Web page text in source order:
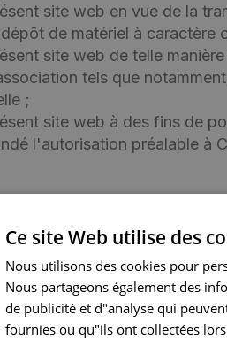
site web en vue de la
de matériel à caractère
site web de telle
tels que
;
site web à des fins de
l'autorisation préalable à
et
et relative aux cookies.
de Corilus
Ce site Web utilise des
Nous utilisons des cookies pour
Nous partageons également des
de publicité et d"analyse qui
fournies ou qu"ils ont collectées